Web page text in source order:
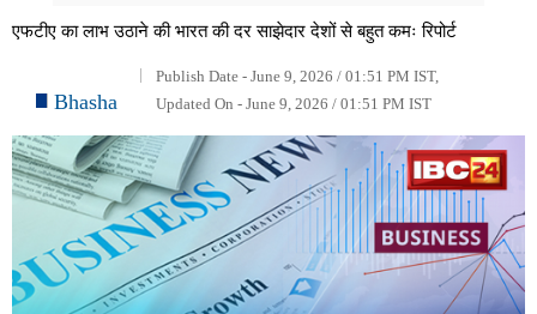
एफटीए का लाभ उठाने की भारत की दर साझेदार देशों से बहुत कमः रिपोर्ट
Bhasha
Publish Date - June 9, 2026 / 01:51 PM IST,
Updated On - June 9, 2026 / 01:51 PM IST